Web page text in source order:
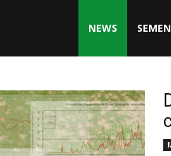
NEWS